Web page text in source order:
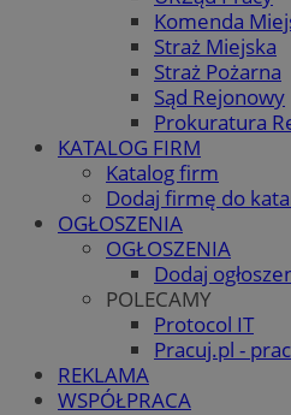
Komenda
Straż Miejska
Straż Pożarna
Sąd Rejonowy
Prokuratura
KATALOG FIRM
Katalog firm
Dodaj firmę do
OGŁOSZENIA
OGŁOSZENIA
Dodaj
POLECAMY
Protocol IT
Pracuj.pl -
REKLAMA
WSPÓŁPRACA